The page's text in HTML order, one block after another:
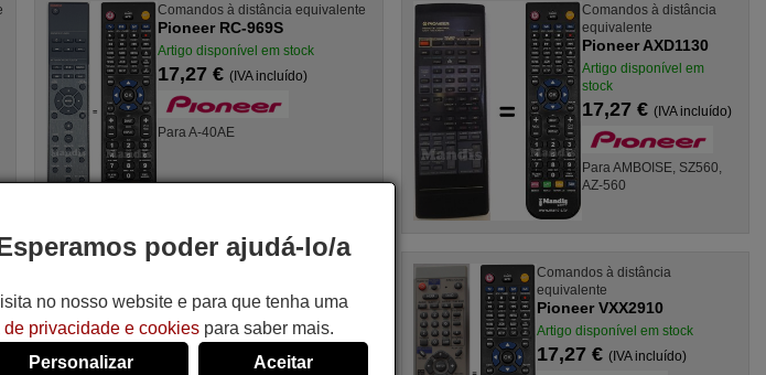
Comandos à distância equivalente
Pioneer RC-969S
Artigo disponível em stock
17,27 € (IVA incluído)
Para A-40AE
Comandos à distância
equivalente
Pioneer AXD1130
Artigo disponível em
stock
17,27 €(IVA incluído)
Para AMBOISE, SZ560,
AZ-560
Pioneer VXX3069
Artigo disponível em stock
17,27 € (IVA incluído)
Comandos à distância
equivalente
Pioneer VXX2910
Artigo disponível em stock
17,27 €(IVA incluído)
poder ajudá-lo/a
no nosso website e para que tenha uma
de privacidade e cookies para saber mais.
Personalizar Aceitar